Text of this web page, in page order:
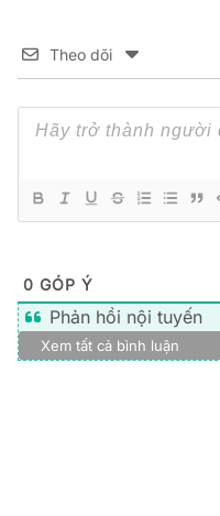
Theo dõi
0 GÓP Ý
Phản hồi nội tuyến
Xem tất cả bình luận